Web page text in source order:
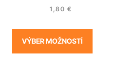
1,80 €
VÝBER MOŽNOSTÍ